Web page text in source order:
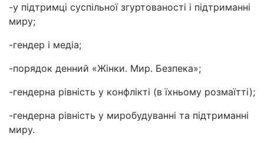
-у підтримці суспільної згуртованості і підтриманні
миру;
-гендер і медіа;
-порядок денний «Жінки. Мир. Безпека»;
-гендерна рівність у конфлікті (в їхньому розмаїтті);
-гендерна рівність у миробудуванні та підтриманні
миру.